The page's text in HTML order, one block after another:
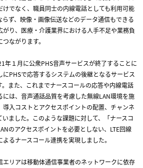
けでなく、職員同士の内線電話としても利用可能
ず、映像・画像伝送などのデータ通信もできる
り、医療・介護業界における人手不足や業務負
ながります。
年１月に公衆PHS音声サービスが終了することに
PHSで応答するシステムの後継となるサービス
また、これまでナースコールの応答や内線電話
には、音声通話品質を考慮した無線LAN環境を施
入コストとアクセスポイントの配置、チャンネ
ました。このような課題に対して、「ナースコ
のアクセスポイントを必要としない、LTE回線
るナースコール連携を実現しました。
リアは移動体通信事業者のネットワークに依存